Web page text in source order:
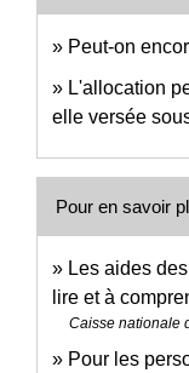
Peut-on
L'allocation
elle versée
Pour en savoir
Les aides
lire et à
Caisse nationale
Pour les